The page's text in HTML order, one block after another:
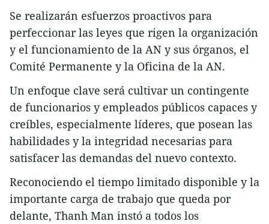
Se realizarán esfuerzos proactivos para
perfeccionar las leyes que rigen la organización
y el funcionamiento de la AN y sus órganos, el
Comité Permanente y la Oficina de la AN.
Un enfoque clave será cultivar un contingente
de funcionarios y empleados públicos capaces y
creíbles, especialmente líderes, que posean las
habilidades y la integridad necesarias para
satisfacer las demandas del nuevo contexto.
Reconociendo el tiempo limitado disponible y la
importante carga de trabajo que queda por
delante, Thanh Man instó a todos los